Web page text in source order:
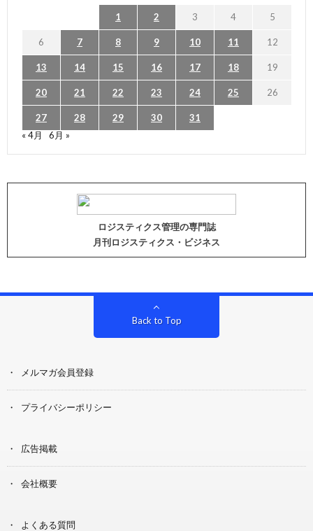
1 2 3 4 5
6 7 8 9 10 11 12
13 14 15 16 17 18 19
20 21 22 23 24 25 26
27 28 29 30
31
« 4月
6月 »
ロジスティクス管理の専門誌
月刊ロジスティクス・ビジネス
Back to Top
メルマガ会員登録
プライバシーポリシー
広告掲載
会社概要
よくある質問